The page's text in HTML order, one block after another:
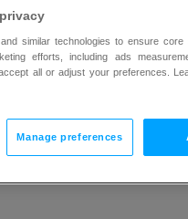
similar technologies to ensure core
efforts, including ads
all or adjust your preferences.
Manage preferences